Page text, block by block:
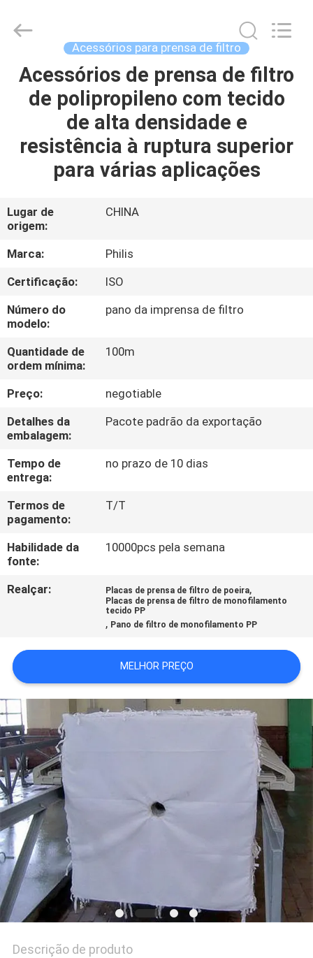
CASA
PRODUTOS
SOBRE
EXCURSÃO
DA
FÁBRICA
CONTROLE
DA
QUALIDADE
CONTACTE-
NOS
PEÇA
UMAS
CITAÇÕES
DO
PRIVACY
POLICY
Technology
Reserved.
Acessórios para prensa de filtro
Acessórios de prensa de filtro
de polipropileno com tecido
de alta densidade e
resistência à ruptura superior
para várias aplicações
Lugar de
origem:
CHINA
Marca:
Philis
Certificação:
ISO
Número do
modelo:
pano da imprensa de filtro
Quantidade de
ordem mínima:
100m
Preço:
negotiable
Detalhes da
embalagem:
Pacote padrão da exportação
Tempo de
entrega:
no prazo de 10 dias
Termos de
pagamento:
T/T
Habilidade da
fonte:
10000pcs pela semana
Realçar: Placas de prensa de filtro de poeira,
Placas de prensa de filtro de monofilamento
tecido PP
, Pano de filtro de monofilamento PP
MELHOR PREÇO
Descrição de produto